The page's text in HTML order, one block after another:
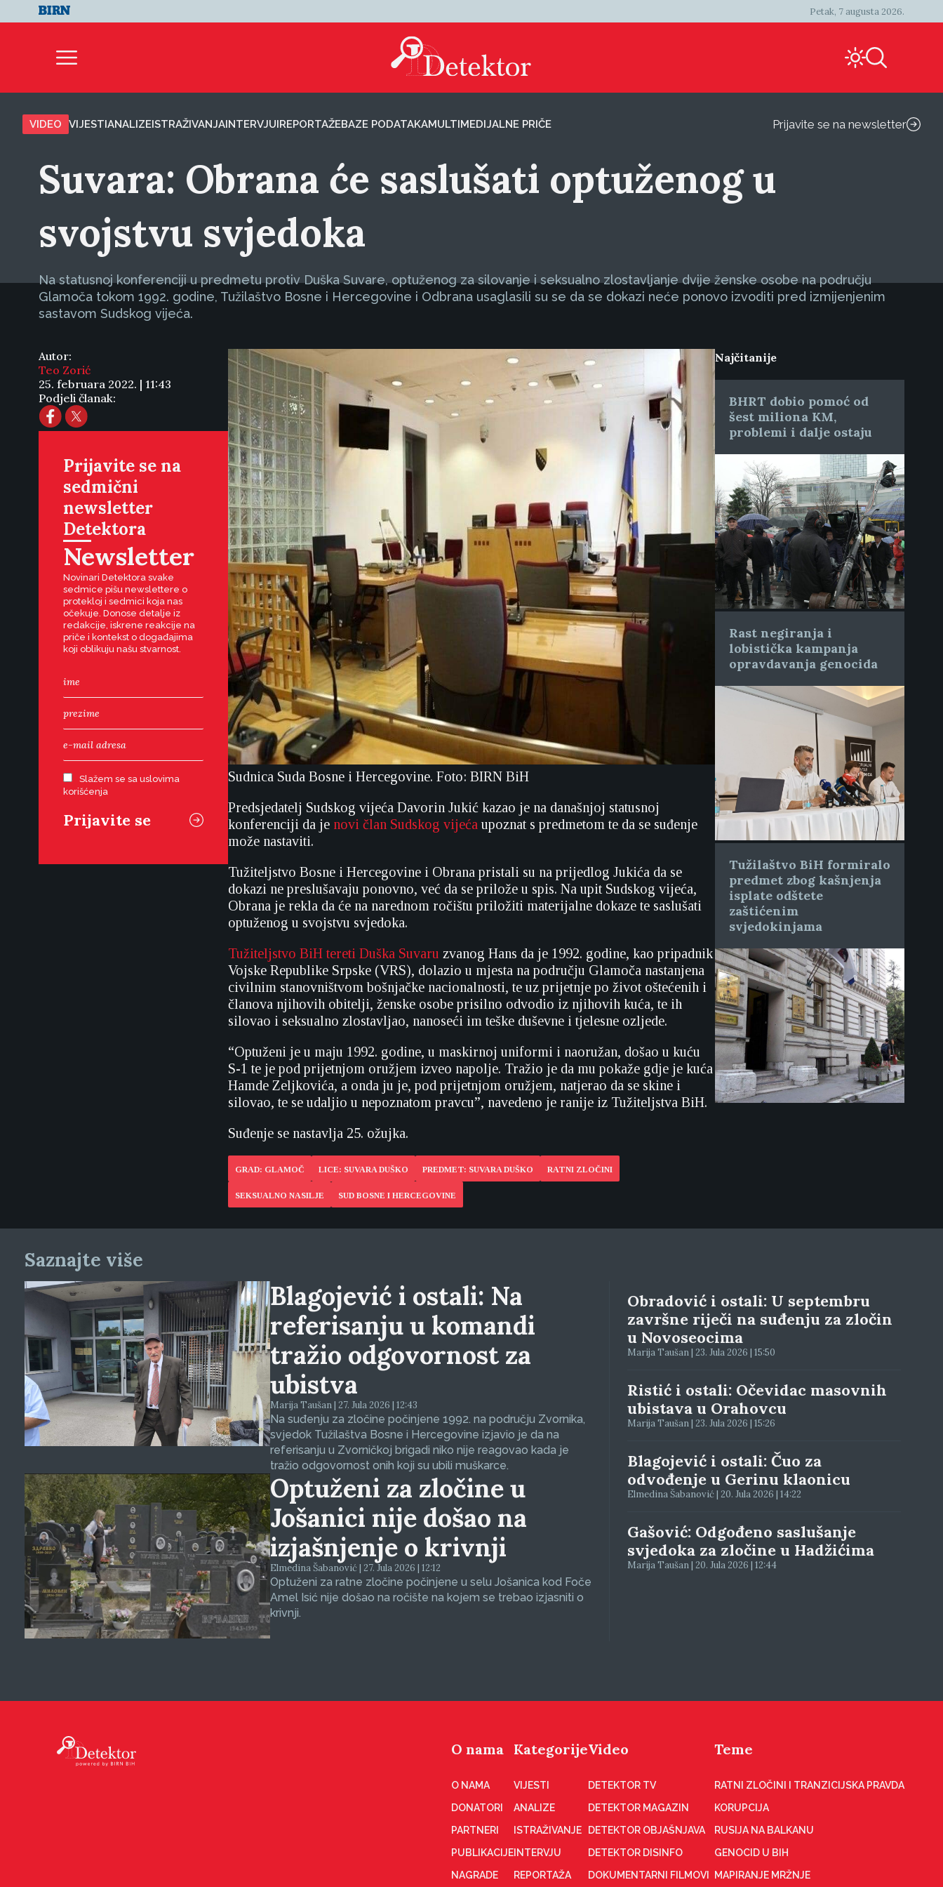
Petak, 7 augusta 2026.
VIDEO VIJESTIANALIZEISTRAŽIVANJAINTERVJUIREPORTAŽEBAZE PODATAKAMULTIMEDIJALNE PRIČE Prijavite se na newsletter
Suvara: Obrana će saslušati optuženog u
svojstvu svjedoka
Na statusnoj konferenciji u predmetu protiv Duška Suvare, optuženog za silovanje i seksualno zlostavljanje dvije ženske osobe na području
Glamoča tokom 1992. godine, Tužilaštvo Bosne i Hercegovine i Odbrana usaglasili su se da se dokazi neće ponovo izvoditi pred izmijenjenim
sastavom Sudskog vijeća.
Autor:
Teo Zorić
25. februara 2022. | 11:43
Podjeli članak:
Prijavite se na
sedmični
newsletter
Detektora
Newsletter
Novinari Detektora svake
sedmice pišu newslettere o
protekloj i sedmici koja nas
očekuje. Donose detalje iz
redakcije, iskrene reakcije na
priče i kontekst o događajima
koji oblikuju našu stvarnost.
Slažem se sa uslovima
korišćenja
Sudnica Suda Bosne i Hercegovine. Foto: BIRN BiH
Predsjedatelj Sudskog vijeća Davorin Jukić kazao je na današnjoj statusnoj
konferenciji da je novi član Sudskog vijeća upoznat s predmetom te da se suđenje
može nastaviti.
Tužiteljstvo Bosne i Hercegovine i Obrana pristali su na prijedlog Jukića da se
dokazi ne preslušavaju ponovno, već da se prilože u spis. Na upit Sudskog vijeća,
Obrana je rekla da će na narednom ročištu priložiti materijalne dokaze te saslušati
optuženog u svojstvu svjedoka.
Tužiteljstvo BiH tereti Duška Suvaru zvanog Hans da je 1992. godine, kao pripadnik
Vojske Republike Srpske (VRS), dolazio u mjesta na području Glamoča nastanjena
civilnim stanovništvom bošnjačke nacionalnosti, te uz prijetnje po život oštećenih i
članova njihovih obitelji, ženske osobe prisilno odvodio iz njihovih kuća, te ih
silovao i seksualno zlostavljao, nanoseći im teške duševne i tjelesne ozljede.
“Optuženi je u maju 1992. godine, u maskirnoj uniformi i naoružan, došao u kuću
S-1 te je pod prijetnjom oružjem izveo napolje. Tražio je da mu pokaže gdje je kuća
Hamde Zeljkovića, a onda ju je, pod prijetnjom oružjem, natjerao da se skine i
silovao, te se udaljio u nepoznatom pravcu”, navedeno je ranije iz Tužiteljstva BiH.
Suđenje se nastavlja 25. ožujka.
GRAD: GLAMOČ LICE: SUVARA DUŠKO PREDMET: SUVARA DUŠKO RATNI ZLOČINI
SEKSUALNO NASILJE SUD BOSNE I HERCEGOVINE
Najčitanije
BHRT dobio pomoć od
šest miliona KM,
problemi i dalje ostaju
Rast negiranja i
lobistička kampanja
opravdavanja genocida
Tužilaštvo BiH formiralo
predmet zbog kašnjenja
isplate odštete
zaštićenim
svjedokinjama
Saznajte više
Blagojević i ostali: Na
referisanju u komandi
tražio odgovornost za
ubistva
Marija Taušan | 27. Jula 2026 | 12:43
Na suđenju za zločine počinjene 1992. na području Zvornika,
svjedok Tužilaštva Bosne i Hercegovine izjavio je da na
referisanju u Zvorničkoj brigadi niko nije reagovao kada je
tražio odgovornost onih koji su ubili muškarce.
Optuženi za zločine u
Jošanici nije došao na
izjašnjenje o krivnji
Elmedina Šabanović | 27. Jula 2026 | 12:12
Optuženi za ratne zločine počinjene u selu Jošanica kod Foče
Amel Isić nije došao na ročište na kojem se trebao izjasniti o
krivnji.
Obradović i ostali: U septembru
završne riječi na suđenju za zločin
u Novoseocima
Marija Taušan | 23. Jula 2026 | 15:50
Ristić i ostali: Očevidac masovnih
ubistava u Orahovcu
Marija Taušan | 23. Jula 2026 | 15:26
Blagojević i ostali: Čuo za
odvođenje u Gerinu klaonicu
Elmedina Šabanović | 20. Jula 2026 | 14:22
Gašović: Odgođeno saslušanje
svjedoka za zločine u Hadžićima
Marija Taušan | 20. Jula 2026 | 12:44
O nama
O NAMA
DONATORI
PARTNERI
PUBLIKACIJE
NAGRADE
Kategorije
VIJESTI
ANALIZE
ISTRAŽIVANJE
INTERVJU
REPORTAŽA
Video
DETEKTOR TV
DETEKTOR MAGAZIN
DETEKTOR OBJAŠNJAVA
DETEKTOR DISINFO
DOKUMENTARNI FILMOVI
Teme
RATNI ZLOČINI I TRANZICIJSKA PRAVDA
KORUPCIJA
RUSIJA NA BALKANU
GENOCID U BIH
MAPIRANJE MRŽNJE